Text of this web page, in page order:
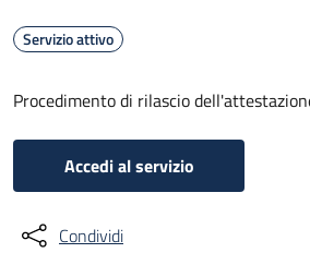
Servizio attivo
Procedimento di rilascio
Accedi al servizio
Condividi